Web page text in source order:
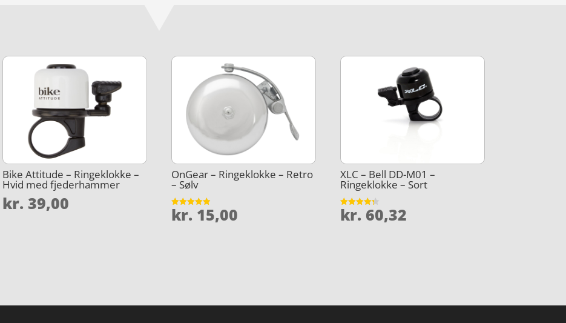
Bike Attitude – Ringeklokke –
Hvid med fjederhammer
kr. 39,00
OnGear – Ringeklokke – Retro
– Sølv
Vurderet
4.9
kr. 15,00
XLC – Bell DD-M01 –
Ringeklokke – Sort
Vurderet
4.3
kr. 60,32